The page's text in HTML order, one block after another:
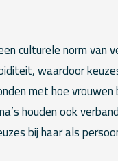
culturele norm
waardoor
met hoe
houden ook
bij haar als